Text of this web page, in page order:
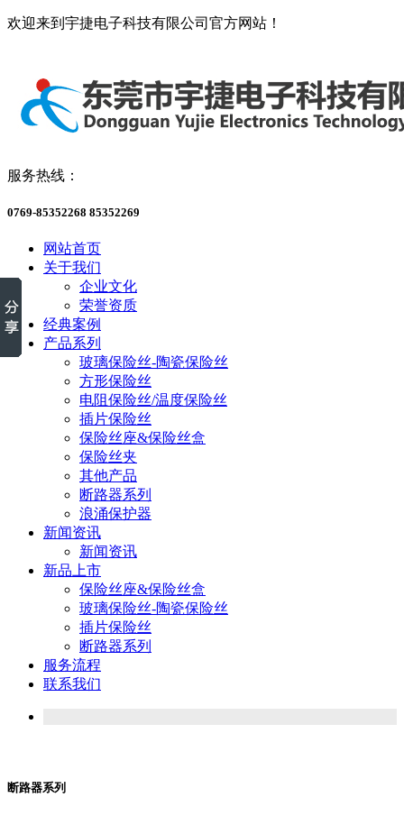
欢迎来到宇捷电子科技有限公司官方网站！
服务热线：
0769-85352268 85352269
网站首页
关于我们
企业文化
荣誉资质
经典案例
产品系列
玻璃保险丝-陶瓷保险丝
方形保险丝
电阻保险丝/温度保险丝
插片保险丝
保险丝座&保险丝盒
保险丝夹
其他产品
断路器系列
浪涌保护器
新闻资讯
新闻资讯
新品上市
保险丝座&保险丝盒
玻璃保险丝-陶瓷保险丝
插片保险丝
断路器系列
服务流程
联系我们
断路器系列